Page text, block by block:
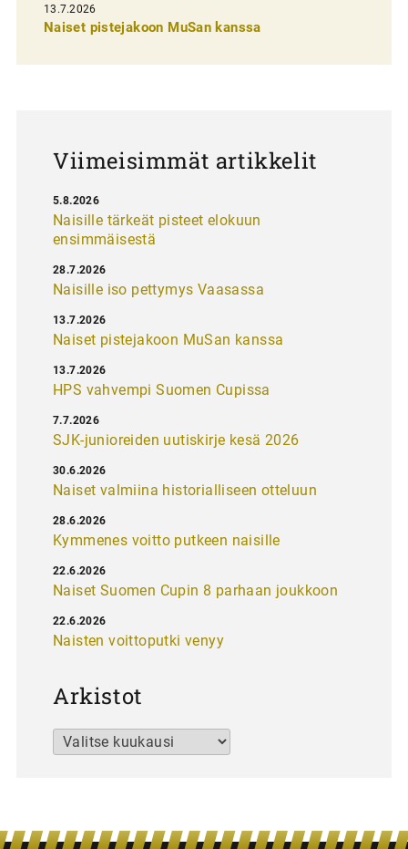
e
13.7.2026
Naiset pistejakoon MuSan kanssa
Viimeisimmät artikkelit
Naisille tärkeät pisteet elokuun
ensimmäisestä
5.8.2026
Naisille iso pettymys Vaasassa
28.7.2026
Naiset pistejakoon MuSan kanssa
13.7.2026
HPS vahvempi Suomen Cupissa
13.7.2026
SJK-junioreiden uutiskirje kesä 2026
7.7.2026
Naiset valmiina historialliseen otteluun
30.6.2026
Kymmenes voitto putkeen naisille
28.6.2026
Naiset Suomen Cupin 8 parhaan joukkoon
22.6.2026
Naisten voittoputki venyy
22.6.2026
Arkistot
Arkistot